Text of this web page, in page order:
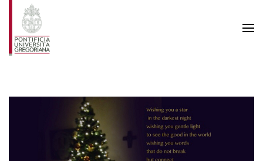
Skip to main content